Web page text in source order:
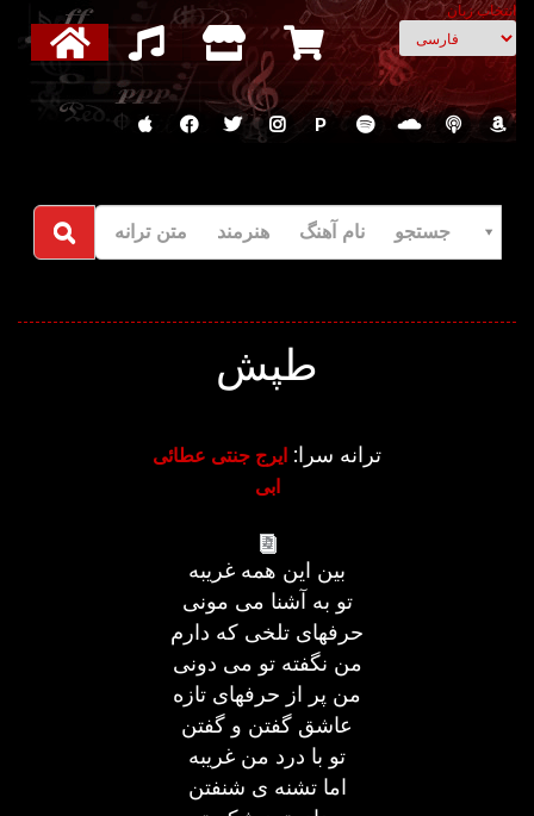
انتخاب زبان
P
جستجو نام آهنگ هنرمند متن ترانه
طپش
ترانه سرا: ایرج جنتی عطائی
ابی
بين اين همه غريبه
تو به آشنا می مونی
حرفهای تلخی که دارم
من نگفته تو می دونی
من پر از حرفهای تازه
عاشق گفتن و گفتن
تو با درد من غريبه
اما تشنه ی شنفتن